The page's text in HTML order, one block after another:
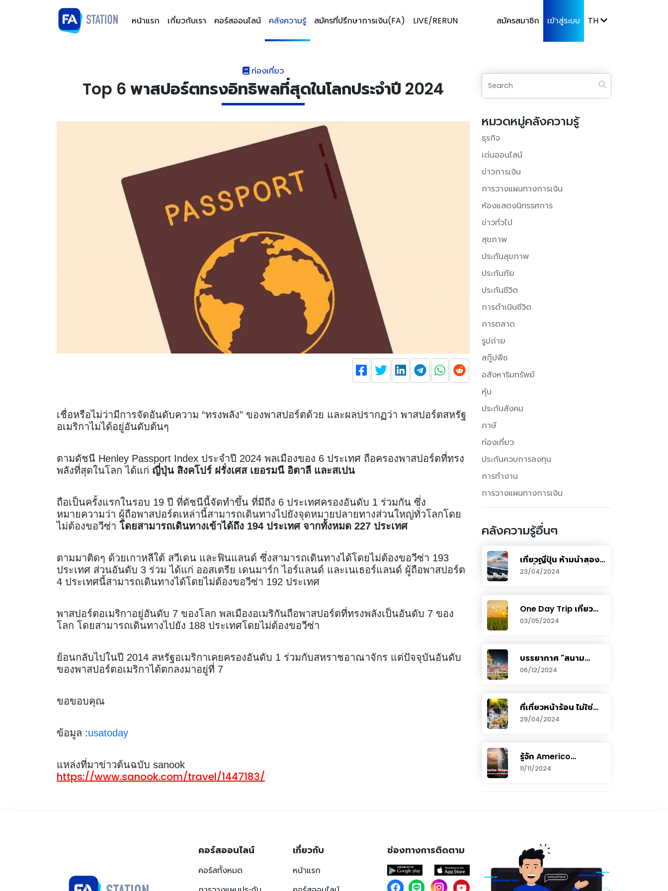
หน้าแรก เกี่ยวกับเรา คอร์สออนไลน์ คลังความรู้ สมัครที่ปรึกษาการเงิน(FA) LIVE/RERUN สมัครสมาชิก เข้าสู่ระบบ TH
ท่องเที่ยว
Top 6 พาสปอร์ตทรงอิทธิพลที่สุดในโลกประจำปี 2024
เชื่อหรือไม่ว่ามีการจัดอันดับความ “ทรงพลัง” ของพาสปอร์ตด้วย และผลปรากฏว่า พาสปอร์ตสหรัฐ
อเมริกาไมได้อยู่อันดับต้นๆ
ตามดัชนี Henley Passport Index ประจำปี 2024 พลเมืองของ 6 ประเทศ ถือครองพาสปอร์ตที่ทรง
พลังที่สุดในโลก ได้แก่ ญี่ปุ่น สิงคโปร์ ฝรั่งเศส เยอรมนี อิตาลี และสเปน
ถือเป็นครั้งแรกในรอบ 19 ปี ที่ดัชนีนี้จัดทำขึ้น ที่มีถึง 6 ประเทศครองอันดับ 1 ร่วมกัน ซึ่ง
หมายความว่า ผู้ถือพาสปอร์ตเหล่านี้สามารถเดินทางไปยังจุดหมายปลายทางส่วนใหญ่ทั่วโลกโดย
ไม่ต้องขอวีซ่า โดยสามารถเดินทางเข้าได้ถึง 194 ประเทศ จากทั้งหมด 227 ประเทศ
ตามมาติดๆ ด้วยเกาหลีใต้ สวีเดน และฟินแลนด์ ซึ่งสามารถเดินทางได้โดยไม่ต้องขอวีซ่า 193
ประเทศ ส่วนอันดับ 3 ร่วม ได้แก่ ออสเตรีย เดนมาร์ก ไอร์แลนด์ และเนเธอร์แลนด์ ผู้ถือพาสปอร์ต
4 ประเทศนี้สามารถเดินทางได้โดยไม่ต้องขอวีซ่า 192 ประเทศ
พาสปอร์ตอเมริกาอยู่อันดับ 7 ของโลก พลเมืองอเมริกันถือพาสปอร์ตที่ทรงพลังเป็นอันดับ 7 ของ
โลก โดยสามารถเดินทางไปยัง 188 ประเทศโดยไม่ต้องขอวีซ่า
ย้อนกลับไปในปี 2014 สหรัฐอเมริกาเคยครองอันดับ 1 ร่วมกับสหราชอาณาจักร แต่ปัจจุบันอันดับ
ของพาสปอร์ตอเมริกาได้ตกลงมาอยู่ที่ 7
ขอขอบคุณ
ข้อมูล :usatoday
แหล่งที่มาข่าวต้นฉบับ sanook
https://www.sanook.com/travel/1447183/
หมวดหมู่คลังความรู้
ธุรกิจ
เด่นออนไลน์
ข่าวการเงิน
การวางแผนทางการเงิน
ห้องแสดงนิทรรศการ
ข่าวทั่วไป
สุขภาพ
ประกันสุขภาพ
ประกันภัย
ประกันชีวิต
การดำเนินชีวิต
การตลาด
รูปถ่าย
สกู๊ปพืช
อสังหาริมทรัพย์
หุ้น
ประกันสังคม
ภาษี
ท่องเที่ยว
ประกันควบการลงทุน
การทำงาน
การวางแผนทางการเงิน
คลังความรู้อื่นๆ
เที่ยวญี่ปุ่น ห้ามนำสอง
สิ่งนี้ขึ้นรถทัวร์นำเที่ยว
โดยเด็ดขาด
23/04/2024
One Day Trip เที่ยว
ชัยนาท เยือนเมืองนก
สักการะวัดดัง
03/05/2024
บรรยากาศ "สนาม
หลวง" งดงาม พร้อม
ประดิษฐานพระบรม
06/12/2024
ที่เที่ยวหน้าร้อน ไม่ใช่
ทะเล 2567 เริงร่าท้า
ซัมเมอร์แบบไม่ง้อทะเล
29/04/2024
รู้จัก Americo
Vespucci เรือสำเภา
เดินสมุทรสวยที่สุดใน
11/11/2024
คอร์สออนไลน์
คอร์สทั้งหมด
เกี่ยวกับ
หน้าแรก
ช่องทางการติดตาม